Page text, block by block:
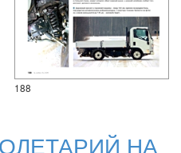
188
НА